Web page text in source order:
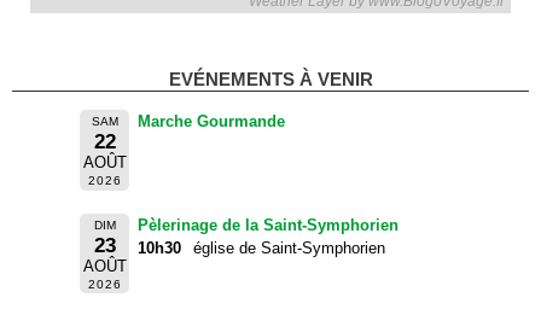
EVÉNEMENTS À VENIR
SAM
22
AOÛT
2026
Marche Gourmande
DIM
23
AOÛT
2026
Pèlerinage de la Saint-Symphorien
10h30
église de Saint-Symphorien